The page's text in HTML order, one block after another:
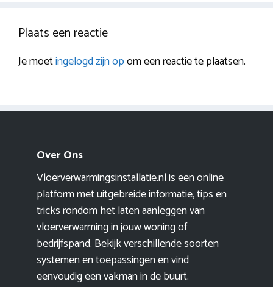
Plaats een reactie
Je moetingelogd zijn opom een reactie te plaatsen.
Over Ons
Vloerverwarmingsinstallatie.nl is een online
platform met uitgebreide informatie, tips en
tricks rondom het laten aanleggen van
vloerverwarming in jouw woning of
bedrijfspand. Bekijk verschillende soorten
systemen en toepassingen en vind
eenvoudig een vakman in de buurt.